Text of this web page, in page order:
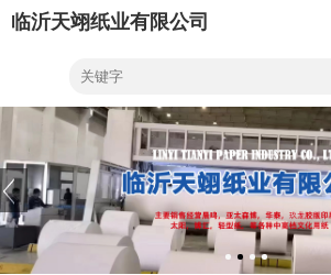
临沂天翊纸业有限公司